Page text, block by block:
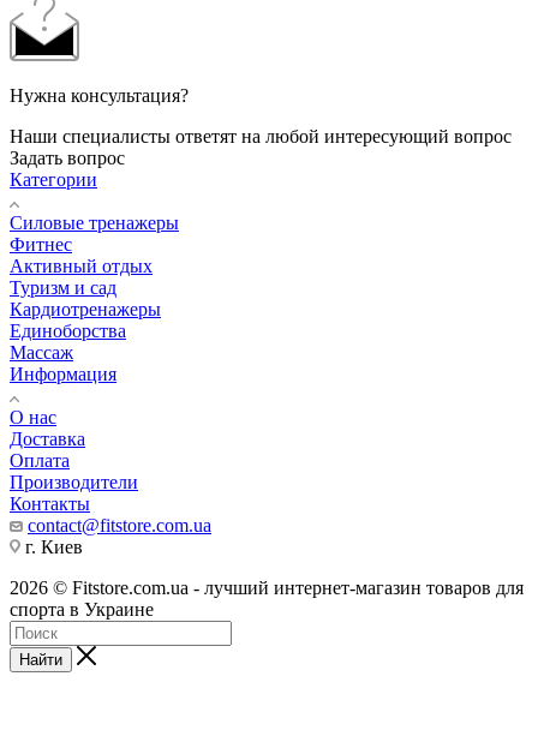
Нужна консультация?
Наши специалисты ответят на любой интересующий вопрос
Задать вопрос
Категории
Силовые тренажеры
Фитнес
Активный отдых
Туризм и сад
Кардиотренажеры
Единоборства
Массаж
Информация
О нас
Доставка
Оплата
Производители
Контакты
contact@fitstore.com.ua
г. Киев
2026 © Fitstore.com.ua - лучший интернет-магазин товаров для
спорта в Украине
Найти